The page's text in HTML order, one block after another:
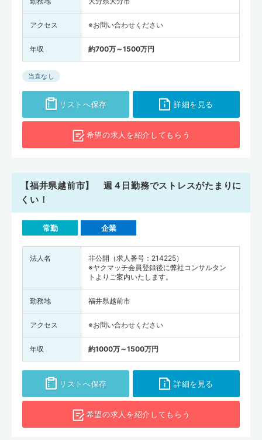
アクセス ※お問い合わせください
年収 約700万～1500万円
当直なし
リストへ保存 詳細を見る
希望の求人を紹介してもらう
【福井県越前市】 週４日勤務でストレスがたまりに
くい！
常勤 企業
法人名
非公開（求人番号：214225）
※ヤクマッチ会員登録後に弊社コンサルタン
トよりご案内いたします。
勤務地 福井県越前市
アクセス ※お問い合わせください
年収 約1000万～1500万円
リストへ保存 詳細を見る
希望の求人を紹介してもらう